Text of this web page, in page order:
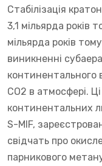
Стабілізація
3,1 мільярда років
мільярда років
виникненні
континентального
CO2 в атмосфері.
континентальних
S-MIF,
свідчать про
парникового